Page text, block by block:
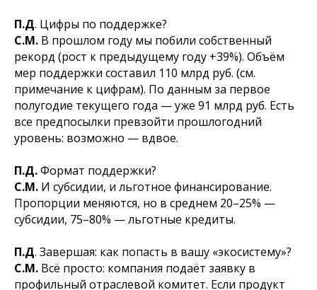
П.Д. Цифры по поддержке?
С.М. В прошлом году мы побили собственный
рекорд (рост к предыдущему году +39%). Объём
мер поддержки составил 110 млрд руб. (см.
примечание к цифрам). По данным за первое
полугодие текущего года — уже 91 млрд руб. Есть
все предпосылки превзойти прошлогодний
уровень: возможно — вдвое.
П.Д.Формат поддержки?
С.М. И субсидии, и льготное финансирование.
Пропорции меняются, но в среднем 20–25% —
субсидии, 75–80% — льготные кредиты.
П.Д. Завершая: как попасть в вашу «экосистему»?
С.М. Всё просто: компания подаёт заявку в
профильный отраслевой комитет. Если продукт